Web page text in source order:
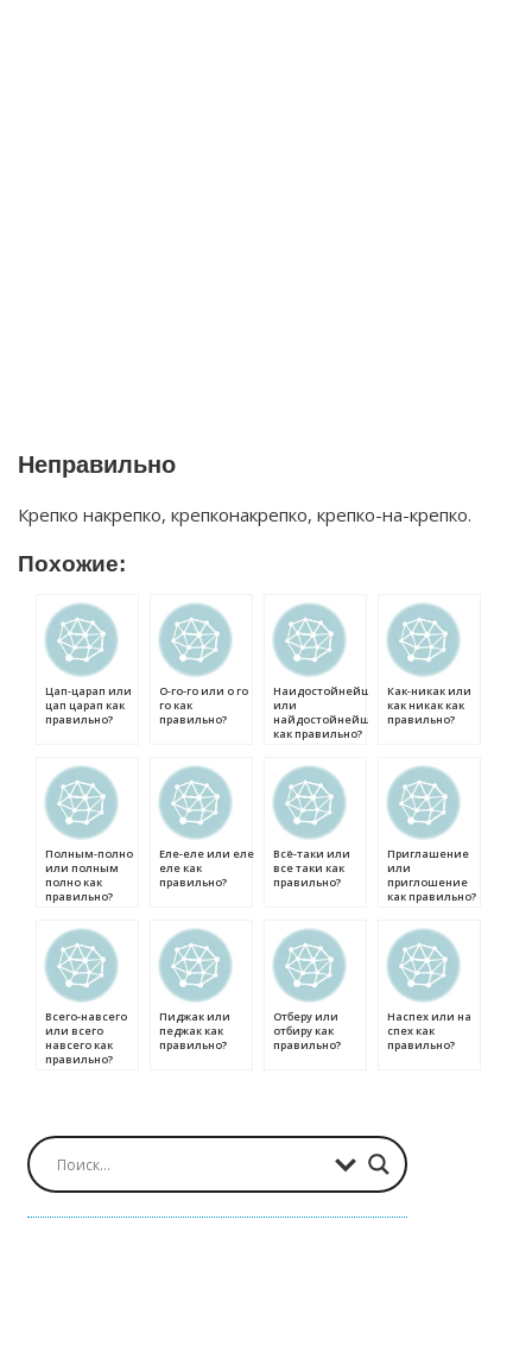
Неправильно
Крепко накрепко, крепконакрепко, крепко-на-крепко.
Похожие:
Цап-царап или
цап царап как
правильно?
О-го-го или о го
го как
правильно?
Наидостойнейший
или
найдостойнейший
как правильно?
Как-никак или
как никак как
правильно?
Полным-полно
или полным
полно как
правильно?
Еле-еле или еле
еле как
правильно?
Всё-таки или
все таки как
правильно?
Приглашение
или
приглошение
как правильно?
Всего-навсего
или всего
навсего как
правильно?
Пиджак или
педжак как
правильно?
Отберу или
отбиру как
правильно?
Наспех или на
спех как
правильно?